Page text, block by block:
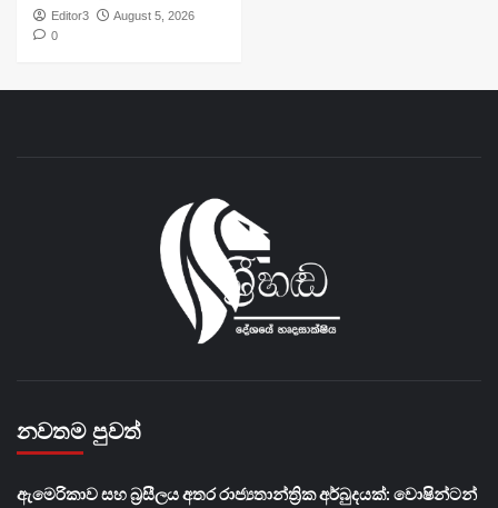
Editor3
August 5, 2026
0
නවතම පුවත්
ඇමෙරිකාව සහ බ්‍රසීලය අතර රාජ්‍යතාන්ත්‍රික අර්බුදයක්: වොෂින්ටන්